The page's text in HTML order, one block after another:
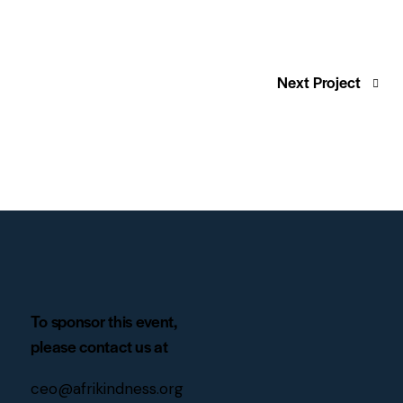
Next Project
To sponsor this event,
please contact us at
ceo@afrikindness.org